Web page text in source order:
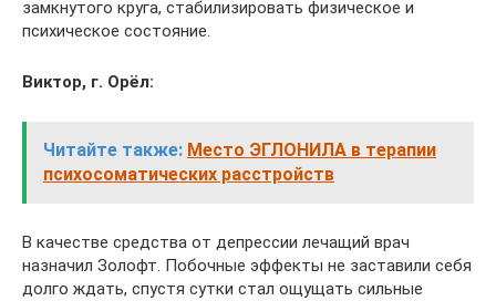
замкнутого круга, стабилизировать физическое и
психическое состояние.
Виктор, г. Орёл:
Читайте также: Место ЭГЛОНИЛА в терапии
психосоматических расстройств
В качестве средства от депрессии лечащий врач
назначил Золофт. Побочные эффекты не заставили себя
долго ждать, спустя сутки стал ощущать сильные